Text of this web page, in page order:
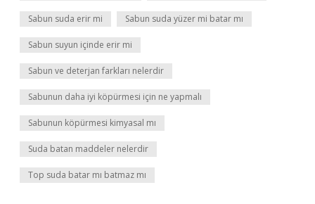
Sabun suda erir mi Sabun suda yüzer mi batar mı
Sabun suyun içinde erir mi
Sabun ve deterjan farkları nelerdir
Sabunun daha iyi köpürmesi için ne yapmalı
Sabunun köpürmesi kimyasal mı
Suda batan maddeler nelerdir
Top suda batar mı batmaz mı